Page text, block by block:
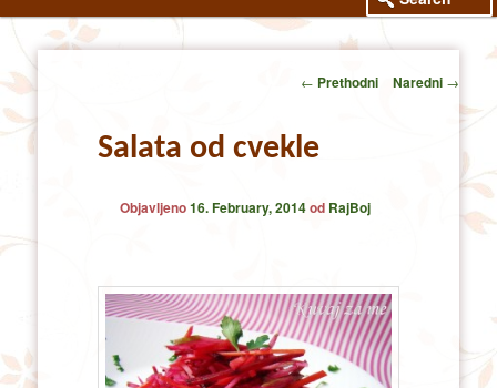
primary
secondary
Post
← Prethodni Naredni →
Salata od cvekle
Objavljeno16. February, 2014od RajBoj